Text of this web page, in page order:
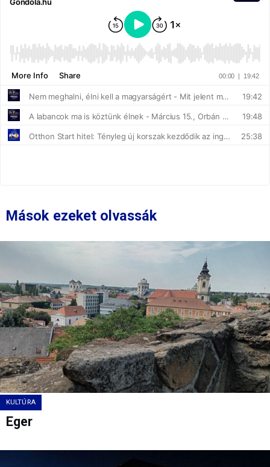
Mások ezeket olvassák
KULTÚRA
Eger